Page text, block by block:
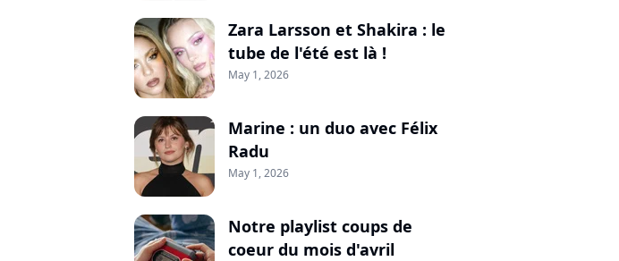
Zara Larsson et Shakira : le
tube de l'été est là !
May 1, 2026
Marine : un duo avec Félix
Radu
May 1, 2026
Notre playlist coups de
coeur du mois d'avril